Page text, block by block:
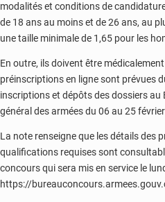
lycée
modalités et conditions de
de 18 ans au moins et de 26 ans, au
une taille minimale de 1,65 pour les
En outre, ils doivent être
préinscriptions en ligne sont prévues
inscriptions et dépôts des dossiers au
général des armées du 06 au 25
La note renseigne que les détails des
qualifications requises sont
concours qui sera mis en service le
https://